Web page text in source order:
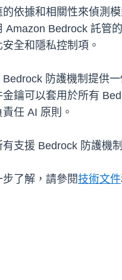
依據和相關性來偵測
Amazon Bedrock 託管
全和隱私控制項。
Bedrock 防護機制提供
金鑰可以套用於所有
任 AI 原則。
有支援 Bedrock 防護機
了解，請參閱技術文件